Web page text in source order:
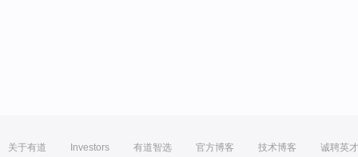
关于有道 Investors 有道智选 官方博客 技术博客 诚聘英才